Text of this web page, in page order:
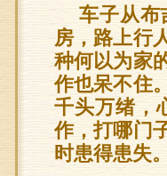
车子从
房，路上行
种何以为家
作也呆不住
千头万绪，
作，打哪门
时患得患失